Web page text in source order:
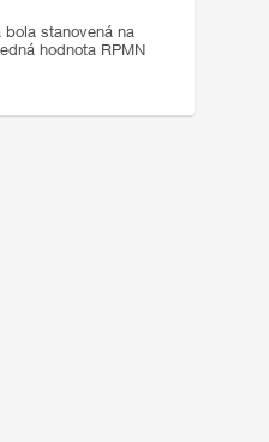
bola stanovená na
hodnota RPMN